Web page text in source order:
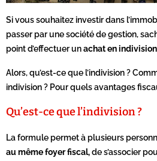
Si vous souhaitez investir dans
passer par une société de gestion,
point d’effectuer unachat en
Alors, qu’est-ce que l’indivision ?
indivision ? Pour quels avantages
Qu’est-ce que l’indivision ?
La formule permet à plusieurs
au même foyer fiscal,de s’associer